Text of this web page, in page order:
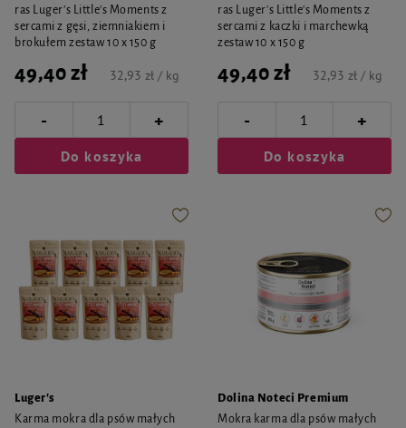
ras Luger's Little's Moments z
sercami z gęsi, ziemniakiem i
brokułem zestaw 10 x 150 g
49,40 zł 32,93 zł / kg
- +
Do koszyka
ras Luger's Little's Moments z
sercami z kaczki i marchewką
zestaw 10 x 150 g
49,40 zł 32,93 zł / kg
- +
Do koszyka
Luger's
Karma mokra dla psów małych
Dolina Noteci Premium
Mokra karma dla psów małych